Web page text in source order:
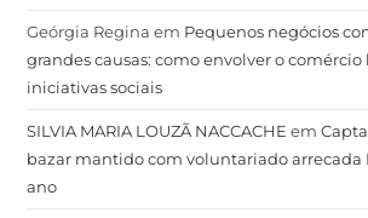
Geórgia Regina em Pequenos negócios
grandes causas: como envolver o comércio
iniciativas sociais
SILVIA MARIA LOUZÃ NACCACHE em
bazar mantido com voluntariado arrecada
ano